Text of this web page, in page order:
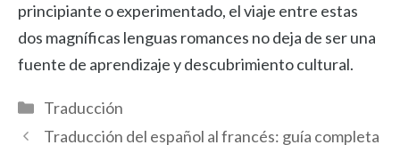
principiante o experimentado, el viaje entre estas
dos magníficas lenguas romances no deja de ser una
fuente de aprendizaje y descubrimiento cultural.
Categorías
Traducción
Traducción del español al francés: guía completa